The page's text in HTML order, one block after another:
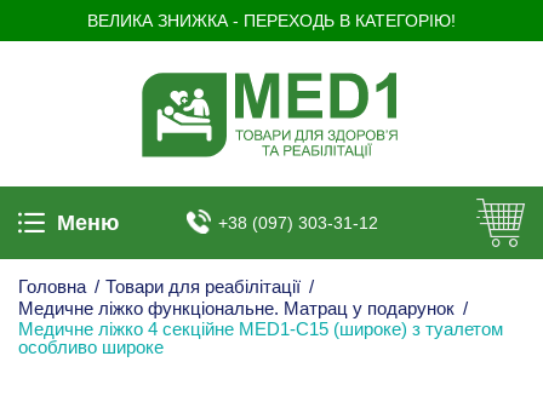
ВЕЛИКА ЗНИЖКА - ПЕРЕХОДЬ В КАТЕГОРІЮ!
Меню +38 (097) 303-31-12
Головна / Товари для реабілітації /
Медичне ліжко функціональне. Матрац у подарунок /
Медичне ліжко 4 секційне MED1-C15 (широке) з туалетом
особливо широке